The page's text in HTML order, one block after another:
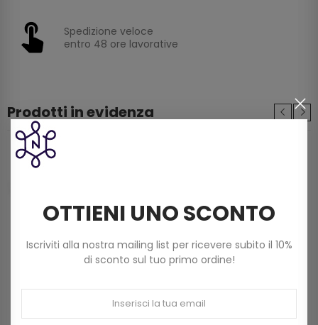
Spedizione veloce
entro 48 ore lavorative
Prodotti in evidenza
Filato Dmc Revelation Mistolana Multicolor
(150 G) Col 211
OTTIENI UNO SCONTO
Iscriviti alla nostra mailing list per ricevere subito il 10%
di sconto sul tuo primo ordine!